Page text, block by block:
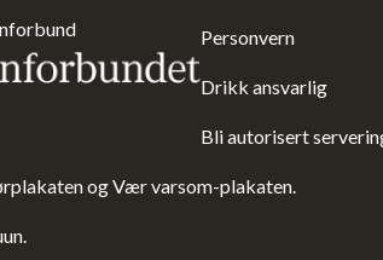
Personvern
Drikk ansvarlig
Bli autorisert
og Vær varsom-plakaten.